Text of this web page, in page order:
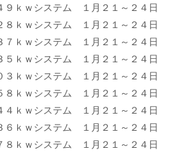
ｗシステム １月２１～２４日
ｗシステム １月２１～２４日
ｗシステム １月２１～２４日
ｗシステム １月２１～２４日
ｋｗシステム １月２１～２４日
ｗシステム １月２１～２４日
４ｋｗシステム １月２１～２４日
ｋｗシステム １月２１～２４日
ｋｗシステム １月２１～２４日